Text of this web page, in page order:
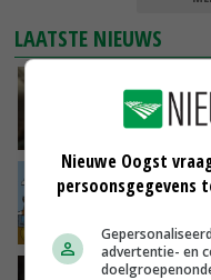
LAATSTE NIEUWS
zorgen
VANDAAG,
groot:
VANDAAG,
Nieuwe Oogst
persoonsgegevens
advertentie- en